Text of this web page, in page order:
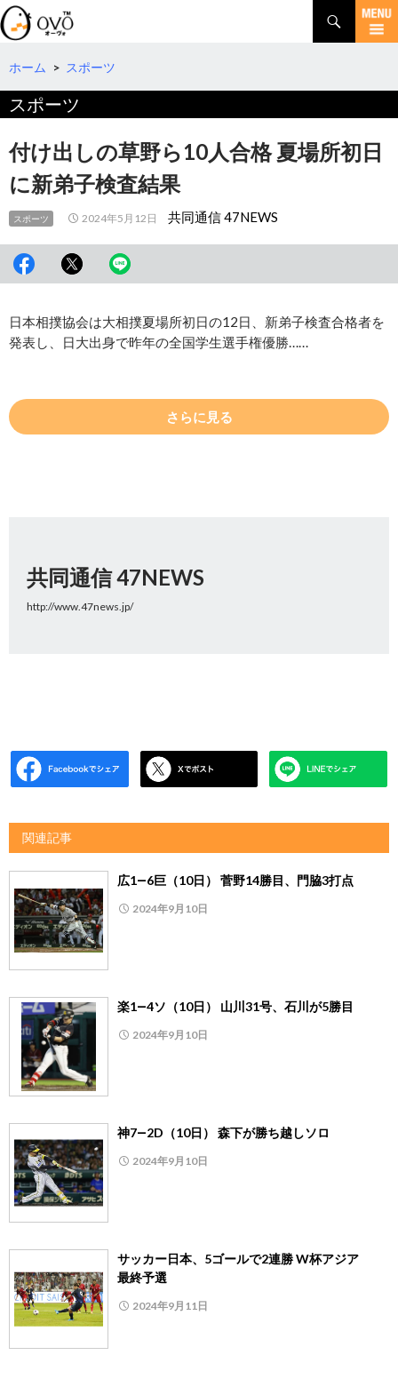
検
索
コ
テ
へ
ホーム > スポーツ
スポーツ
付け出しの草野ら10人合格 夏場所初日
に新弟子検査結果
スポーツ 2024年5月12日 共同通信 47NEWS
日本相撲協会は大相撲夏場所初日の12日、新弟子検査合格者を
発表し、日大出身で昨年の全国学生選手権優勝……
さらに見る
共同通信 47NEWS
http://www.47news.jp/
関連記事
広1―6巨（10日） 菅野14勝目、門脇3打点
2024年9月10日
楽1―4ソ（10日） 山川31号、石川が5勝目
2024年9月10日
神7―2D（10日） 森下が勝ち越しソロ
2024年9月10日
サッカー日本、5ゴールで2連勝 W杯アジア
最終予選
2024年9月11日